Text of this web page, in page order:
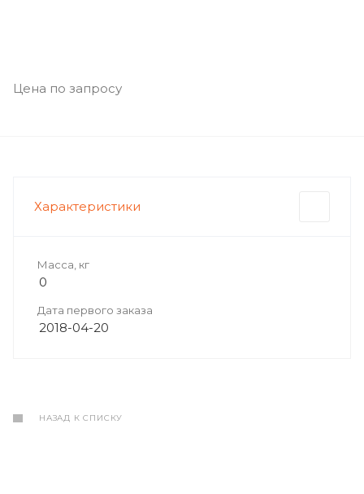
Цена по запросу
Характеристики
Масса, кг
0
Дата первого заказа
2018-04-20
НАЗАД К СПИСКУ